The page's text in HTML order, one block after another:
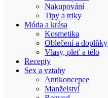
Nakupování
Tipy a triky
Móda a krása
Kosmetika
Oblečení a doplňky
Vlasy, pleť a tělo
Recepty
Sex a vztahy
Antikoncepce
Manželství